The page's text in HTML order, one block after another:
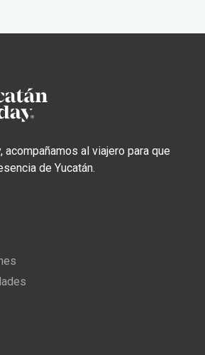
acompañamos al viajero para que
de Yucatán.